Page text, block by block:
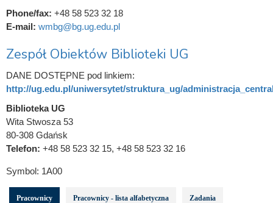
Phone/fax: +48 58 523 32 18
E-mail: wmbg@bg.ug.edu.pl
Zespół Obiektów Biblioteki UG
DANE DOSTĘPNE pod linkiem:
http://ug.edu.pl/uniwersytet/struktura_ug/
Biblioteka UG
Wita Stwosza 53
80-308 Gdańsk
Telefon: +48 58 523 32 15, +48 58 523 32 16
Symbol: 1A00
Pracownicy Pracownicy - lista alfabetyczna Zadania